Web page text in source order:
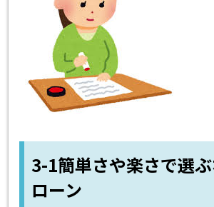
3-1簡単さや楽さで選
ローン